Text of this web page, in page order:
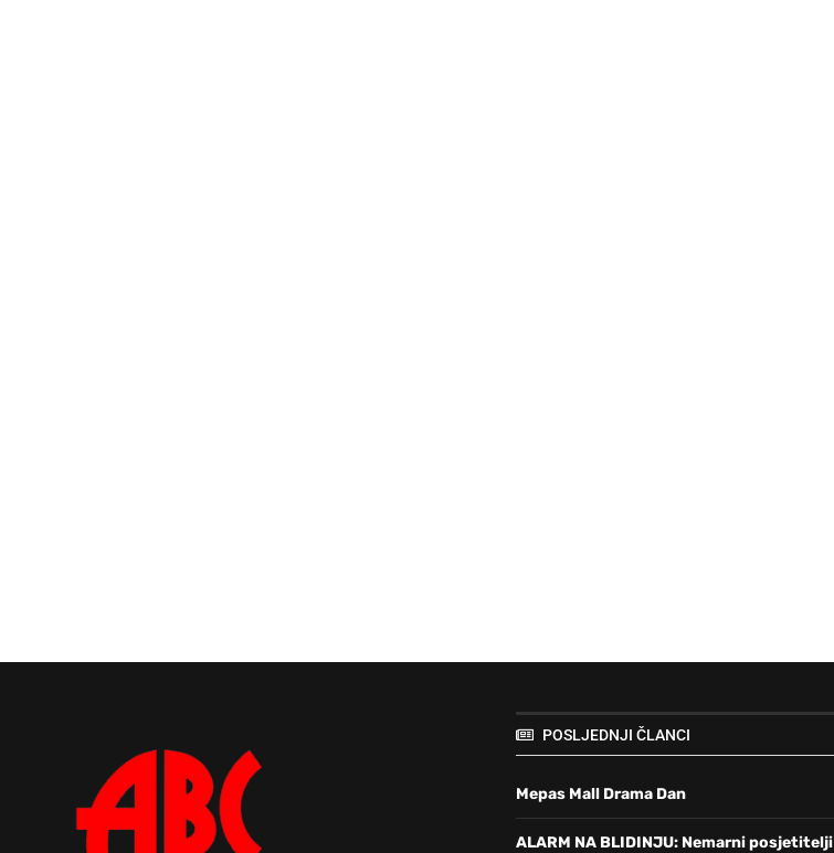
POSLJEDNJI ČLANCI
Mepas Mall Drama Dan
ALARM NA BLIDINJU: Nemarni posjetitelji